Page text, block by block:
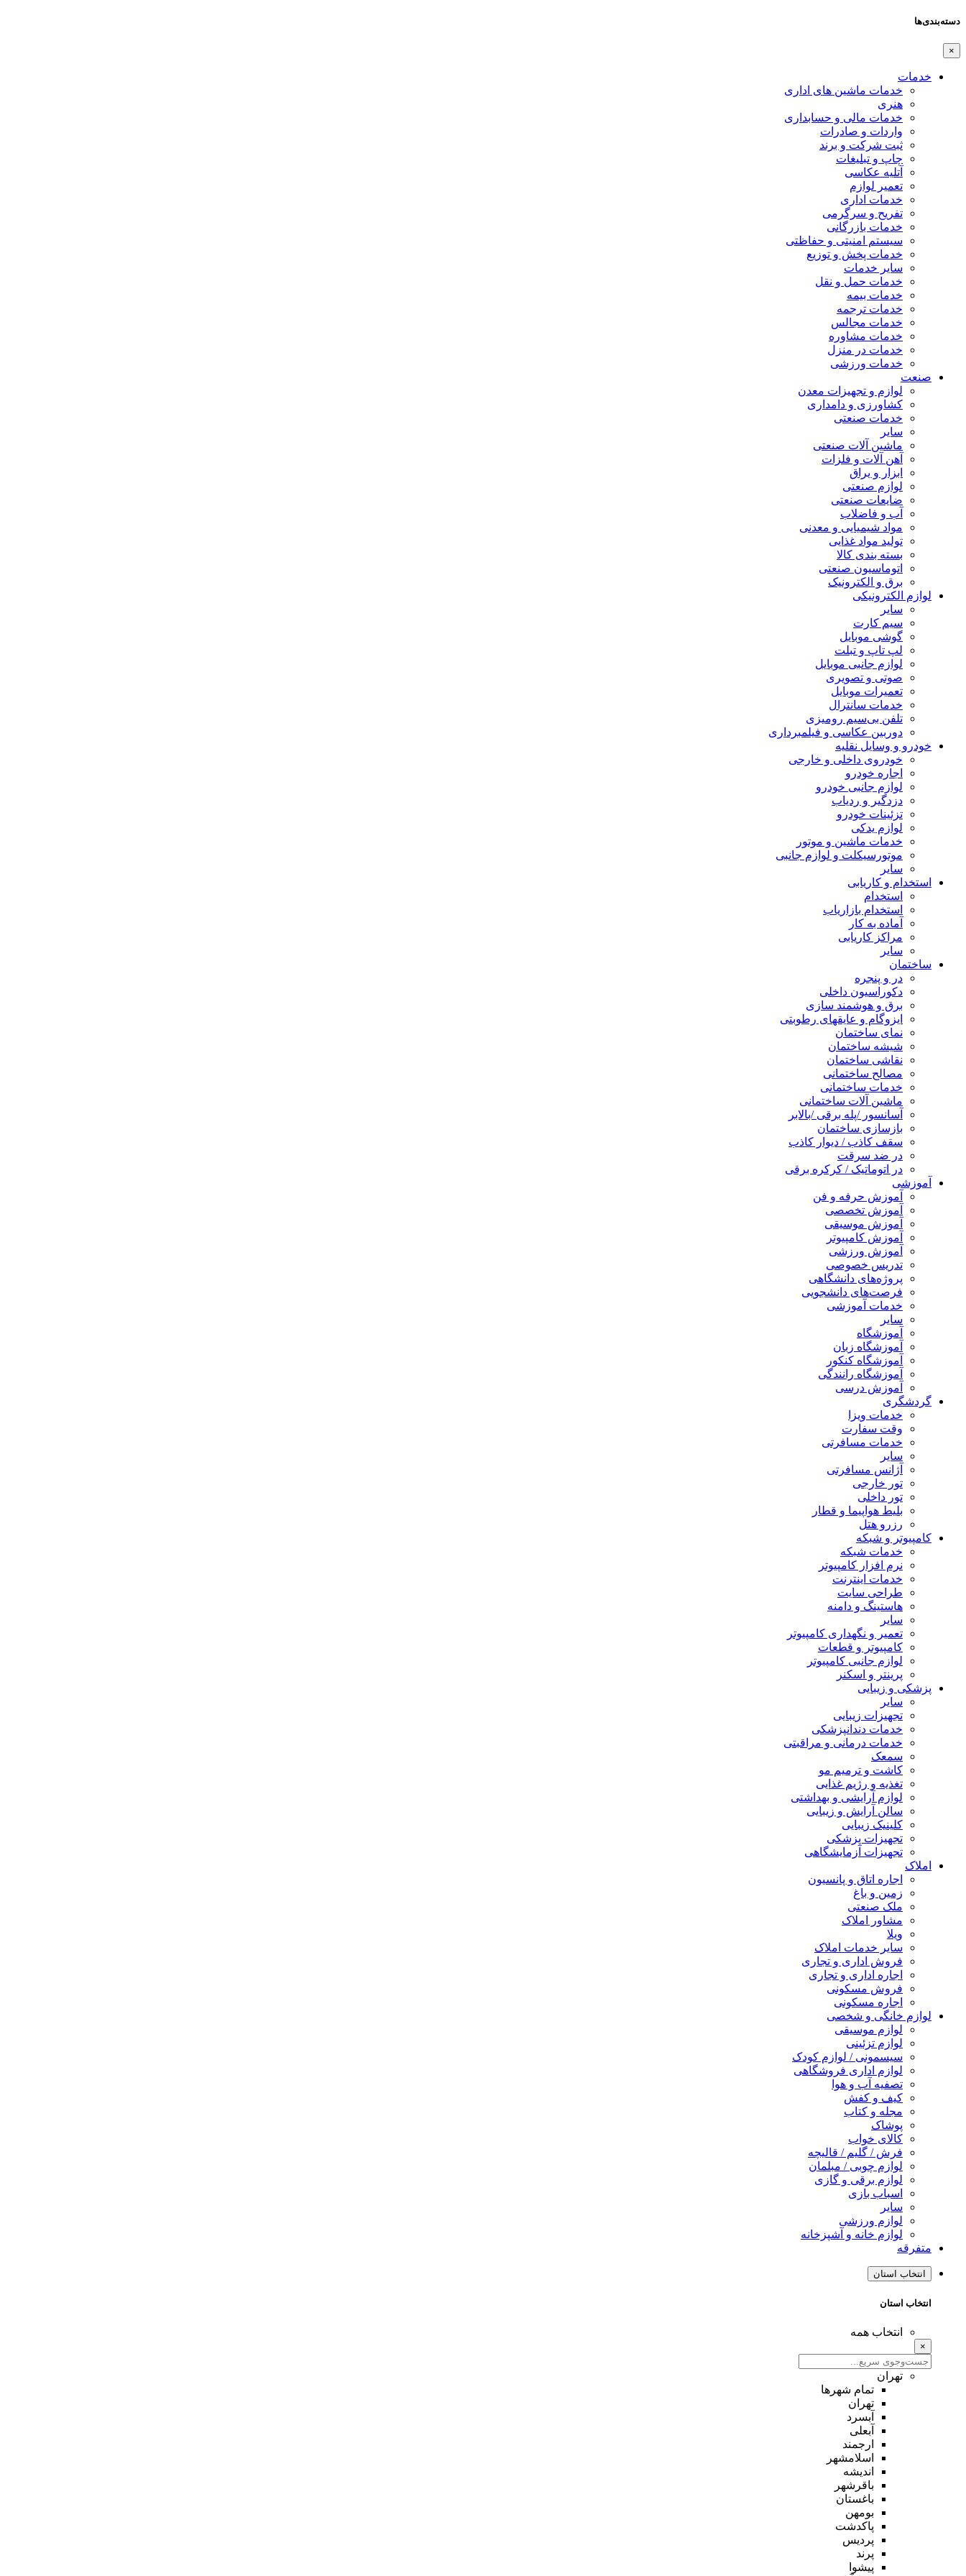
دسته‌بندی‌ها
×
خدمات
خدمات ماشین های اداری
هنری
خدمات مالی و حسابداری
واردات و صادرات
ثبت شرکت و برند
چاپ و تبلیغات
آتلیه عکاسی
تعمیر لوازم
خدمات اداری
تفریح و سرگرمی
خدمات بازرگانی
سیستم امنیتی و حفاظتی
خدمات پخش و توزیع
سایر خدمات
خدمات حمل و نقل
خدمات بیمه
خدمات ترجمه
خدمات مجالس
خدمات مشاوره
خدمات در منزل
خدمات ورزشی
صنعت
لوازم و تجهیزات معدن
کشاورزی و دامداری
خدمات صنعتی
سایر
ماشین آلات صنعتی
آهن آلات و فلزات
ابزار و یراق
لوازم صنعتی
ضایعات صنعتی
آب و فاضلاب
مواد شیمیایی و معدنی
تولید مواد غذایی
بسته بندی کالا
اتوماسیون صنعتی
برق و الکترونیک
لوازم الکترونیکی
سایر
سیم کارت
گوشی موبایل
لپ تاپ و تبلت
لوازم جانبی موبایل
صوتی و تصویری
تعمیرات موبایل
خدمات سانترال
تلفن بی‌سیم رومیزی
دوربین عکاسی و فیلمبرداری
خودرو و وسایل نقلیه
خودروی داخلی و خارجی
اجاره خودرو
لوازم جانبی خودرو
دزدگیر و ردیاب
تزئینات خودرو
لوازم یدکی
خدمات ماشین و موتور
موتورسیکلت و لوازم جانبی
سایر
استخدام و کاریابی
استخدام
استخدام بازاریاب
آماده به کار
مراکز کاریابی
سایر
ساختمان
در و پنجره
دکوراسیون داخلی
برق و هوشمند سازی
ایزوگام و عایقهای رطوبتی
نمای ساختمان
شیشه ساختمان
نقاشی ساختمان
مصالح ساختمانی
خدمات ساختمانی
ماشین آلات ساختمانی
آسانسور /پله برقی /بالابر
بازسازی ساختمان
سقف کاذب / دیوار کاذب
در ضد سرقت
در اتوماتیک / کرکره برقی
آموزشی
آموزش حرفه و فن
آموزش تخصصی
آموزش موسیقی
آموزش کامپیوتر
آموزش ورزشی
تدریس خصوصی
پروژه‌های دانشگاهی
فرصت‌های دانشجویی
خدمات آموزشی
سایر
آموزشگاه
آموزشگاه زبان
آموزشگاه کنکور
آموزشگاه رانندگی
آموزش درسی
گردشگری
خدمات ویزا
وقت سفارت
خدمات مسافرتی
سایر
آژانس مسافرتی
تور خارجی
تور داخلی
بلیط هواپیما و قطار
رزرو هتل
کامپیوتر و شبکه
خدمات شبکه
نرم افزار کامپیوتر
خدمات اینترنت
طراحی سایت
هاستینگ و دامنه
سایر
تعمیر و نگهداری کامپیوتر
کامپیوتر و قطعات
لوازم جانبی کامپیوتر
پرینتر و اسکنر
پزشکی و زیبایی
سایر
تجهیزات زیبایی
خدمات دندانپزشکی
خدمات درمانی و مراقبتی
سمعک
کاشت و ترمیم مو
تغذیه و رژیم غذایی
لوازم آرایشی و بهداشتی
سالن آرایش و زیبایی
کلینیک زیبایی
تجهیزات پزشکی
تجهیزات آزمایشگاهی
املاک
اجاره اتاق و پانسیون
زمین و باغ
ملک صنعتی
مشاور املاک
ویلا
سایر خدمات املاک
فروش اداری و تجاری
اجاره اداری و تجاری
فروش مسکونی
اجاره مسکونی
لوازم خانگی و شخصی
لوازم موسیقی
لوازم تزئینی
سیسمونی / لوازم کودک
لوازم اداری فروشگاهی
تصفیه آب و هوا
کیف و کفش
مجله و کتاب
پوشاک
کالای خواب
فرش / گلیم / قالیچه
لوازم چوبی / مبلمان
لوازم برقی و گازی
اسباب بازی
سایر
لوازم ورزشی
لوازم خانه و آشپزخانه
متفرقه
انتخاب استان
انتخاب استان
انتخاب همه
×
تهران
تمام شهر‌ها
تهران
آبسرد
آبعلی
ارجمند
اسلامشهر
اندیشه
باقرشهر
باغستان
بومهن
پاکدشت
پردیس
پرند
پیشوا